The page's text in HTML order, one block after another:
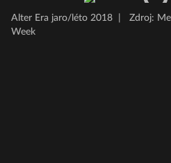
Alter Era jaro/léto 2018
Zdroj:
Week